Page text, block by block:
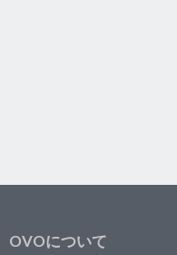
OVOについて